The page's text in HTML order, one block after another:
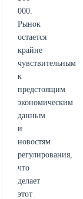
000.
Рынок
остается
крайне
чувствительным
к
предстоящим
экономическим
данным
и
новостям
регулирования,
что
делает
этот